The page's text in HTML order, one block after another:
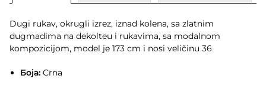
Dugi rukav, okrugli izrez, iznad kolena, sa zlatnim
dugmadima na dekolteu i rukavima, sa modalnom
kompozicijom, model je 173 cm i nosi veličinu 36
Боја:Crna